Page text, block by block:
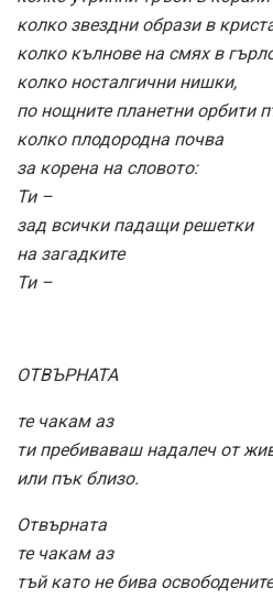
колко звездни образи в
колко кълнове на смях в
колко носталгични нишки,
по нощните планетни орбити
колко плодородна почва
за корена на словото:
Ти –
зад всички падащи решетки
на загадките
Ти –
ОТВЪРНАТА
те чакам аз
ти пребиваваш надалеч от
или пък близо.
Отвърната
те чакам аз
тъй като не бива освободените